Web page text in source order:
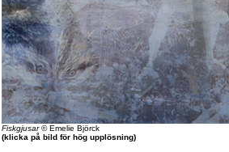
Fiskgjusar© Emelie Björck
(klicka på bild för hög upplösning)